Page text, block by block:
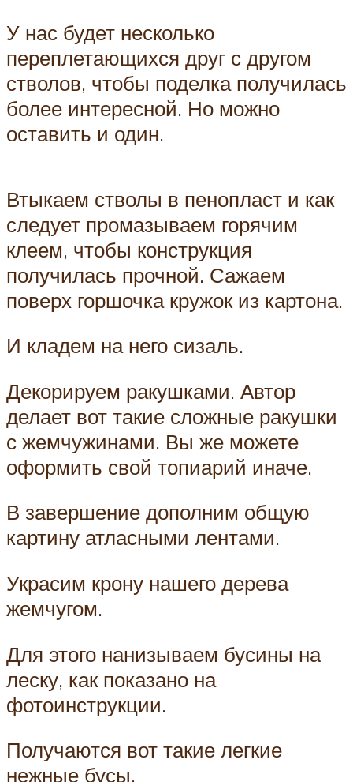
У нас будет несколько
переплетающихся друг с другом
стволов, чтобы поделка получилась
более интересной. Но можно
оставить и один.
Втыкаем стволы в пенопласт и как
следует промазываем горячим
клеем, чтобы конструкция
получилась прочной. Сажаем
поверх горшочка кружок из картона.
И кладем на него сизаль.
Декорируем ракушками. Автор
делает вот такие сложные ракушки
с жемчужинами. Вы же можете
оформить свой топиарий иначе.
В завершение дополним общую
картину атласными лентами.
Украсим крону нашего дерева
жемчугом.
Для этого нанизываем бусины на
леску, как показано на
фотоинструкции.
Получаются вот такие легкие
нежные бусы.